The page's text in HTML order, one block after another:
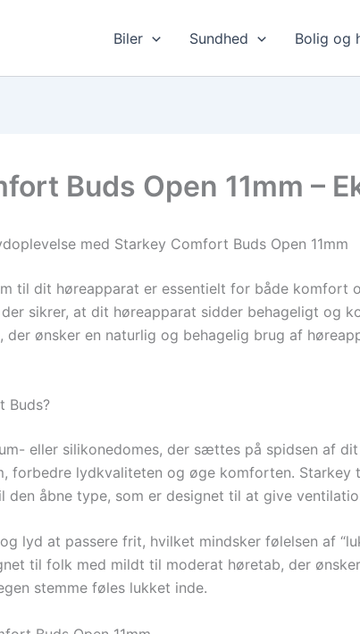
Biler Sundhed Bolig og
Buds Open 11mm –
med Starkey Comfort Buds Open 11mm
til dit høreapparat er essentielt for både komfort
sikrer, at dit høreapparat sidder behageligt og
ønsker en naturlig og behagelig brug af
Buds?
eller silikonedomes, der sættes på spidsen af
forbedre lydkvaliteten og øge komforten.
den åbne type, som er designet til at give
lyd at passere frit, hvilket mindsker følelsen af
til folk med mildt til moderat høretab, der
stemme føles lukket inde.